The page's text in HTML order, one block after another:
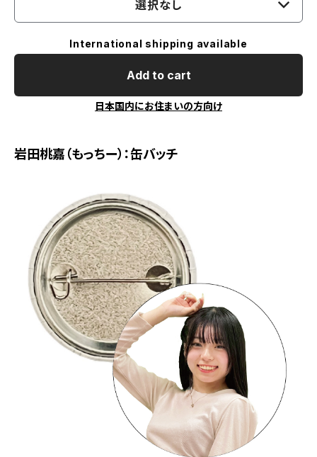
選択なし
International shipping available
Add to cart
日本国内にお住まいの方向け
岩田桃嘉（もっちー）：缶バッチ